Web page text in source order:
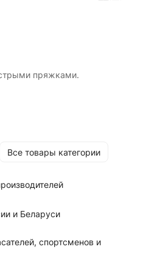
пряжками.
Все товары категории
и Беларуси
спортсменов и